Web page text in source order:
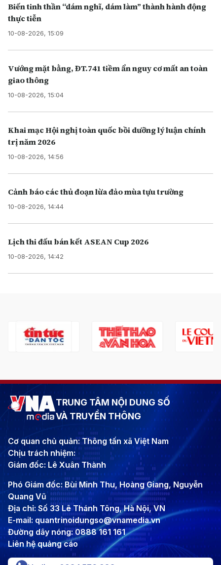
Biến tinh thần “dám nghĩ, dám làm” thành hành động
thực tiễn
10-08-2026, 15:09
Vướng mặt bằng, ĐT.741 tiềm ẩn nguy cơ mất an toàn
giao thông
10-08-2026, 15:04
Khai mạc Hội nghị toàn quốc bồi dưỡng lý luận chính
trị năm 2026
10-08-2026, 14:56
Cảnh báo các thủ đoạn lừa đảo mùa tựu trường
10-08-2026, 14:44
Lịch thi đấu bán kết ASEAN Cup 2026
10-08-2026, 14:42
TRUNG TÂM NỘI DUNG SỐ
VÀ TRUYỀN THÔNG
Cơ quan chủ quản: Thông tấn xã Việt Nam
Chịu trách nhiệm:
Giám đốc: Lê Xuân Thành
Phó Giám đốc: Bùi Minh Thu, Hoàng Giang, Nguyễn
Quang Vũ
Địa chỉ: Số 33 Lê Thánh Tông, Hà Nội, VN
E-mail: quantrinoidungso@vnamedia.vn
Đường dây nóng: 0888 161 161
Liên hệ quảng cáo